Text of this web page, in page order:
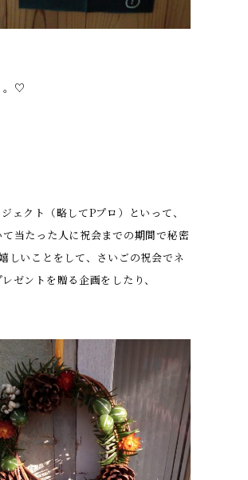
。♡
ェクト（略してPプロ）といって、
て当たった人に祝会までの期間で秘密
しいことをして、さいごの祝会でネ
ゼントを贈る企画をしたり、